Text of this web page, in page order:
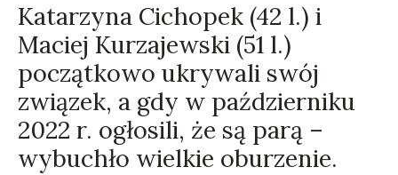
Katarzyna Cichopek (42 l.) i
Maciej Kurzajewski (51 l.)
początkowo ukrywali swój
związek, a gdy w październiku
2022 r. ogłosili, że są parą –
wybuchło wielkie oburzenie.